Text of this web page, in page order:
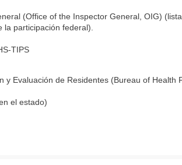
(Office of the Inspector General, OIG)
la participación federal).
TIPS
y Evaluación de Residentes (Bureau of Health
el estado)